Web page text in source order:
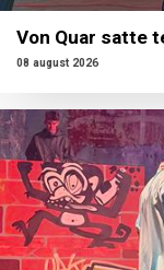
Von Quar satte
08 august 2026